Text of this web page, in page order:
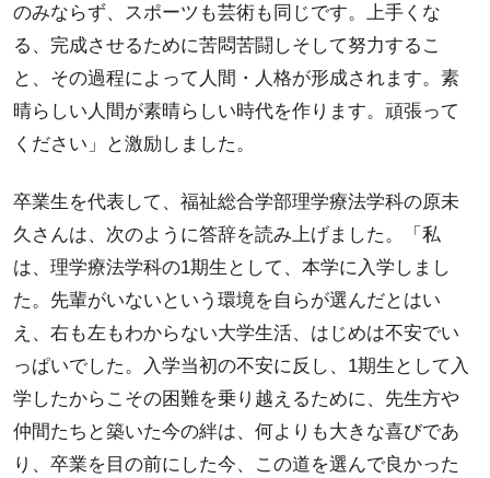
のみならず、スポーツも芸術も同じです。上手くな
る、完成させるために苦悶苦闘しそして努力するこ
と、その過程によって人間・人格が形成されます。素
晴らしい人間が素晴らしい時代を作ります。頑張って
ください」と激励しました。
卒業生を代表して、福祉総合学部理学療法学科の原未
久さんは、次のように答辞を読み上げました。「私
は、理学療法学科の1期生として、本学に入学しまし
た。先輩がいないという環境を自らが選んだとはい
え、右も左もわからない大学生活、はじめは不安でい
っぱいでした。入学当初の不安に反し、1期生として入
学したからこその困難を乗り越えるために、先生方や
仲間たちと築いた今の絆は、何よりも大きな喜びであ
り、卒業を目の前にした今、この道を選んで良かった